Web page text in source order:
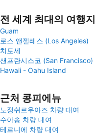
전 세계 최대의 여행지
Guam
로스 앤젤레스 (Los Angeles)
치토세
샌프란시스코 (San Francisco)
Hawaii - Oahu Island
근처 콩피에뉴
노정쉬르우아즈 차량 대여
수아송 차량 대여
테르니에 차량 대여